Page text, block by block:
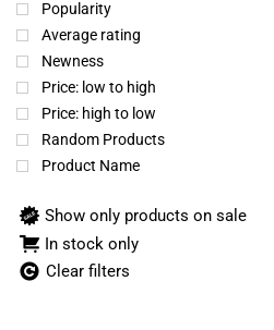
Popularity
Average rating
Newness
Price: low to high
Price: high to low
Random Products
Product Name
Show only products on sale
In stock only
Clear filters